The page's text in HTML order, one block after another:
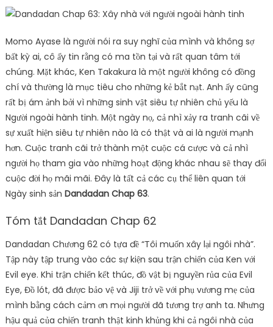
Momo Ayase là người nói ra suy nghĩ của mình và không sợ
bất kỳ ai, cô ấy tin rằng có ma tồn tại và rất quan tâm tới
chúng. Mặt khác, Ken Takakura là một người không có đồng
chí và thường là mục tiêu cho những kẻ bắt nạt. Anh ấy cũng
rất bị ám ảnh bởi vì những sinh vật siêu tự nhiên chủ yếu là
Người ngoài hành tinh. Một ngày nọ, cả nhì xảy ra tranh cãi về
sự xuất hiện siêu tự nhiên nào là có thật và ai là người mạnh
hơn. Cuộc tranh cãi trở thành một cuộc cá cược và cả nhì
người họ tham gia vào những hoạt động khác nhau sẽ thay đổi
cuộc đời họ mãi mãi. Đây là tất cả các cụ thể liên quan tới
Ngày sinh sản Dandadan Chap 63.
Tóm tắt Dandadan Chap 62
Dandadan Chương 62 có tựa đề “Tôi muốn xây lại ngôi nhà”.
Tập này tập trung vào các sự kiện sau trận chiến của Ken với
Evil eye. Khi trận chiến kết thúc, đồ vật bị nguyền rủa của Evil
Eye, Đồ lót, đã được bảo vệ và Jiji trở về với phụ vương mẹ của
mình bằng cách cảm ơn mọi người đã tương trợ anh ta. Nhưng
hậu quả của chiến tranh thật kinh khủng khi cả ngôi nhà của